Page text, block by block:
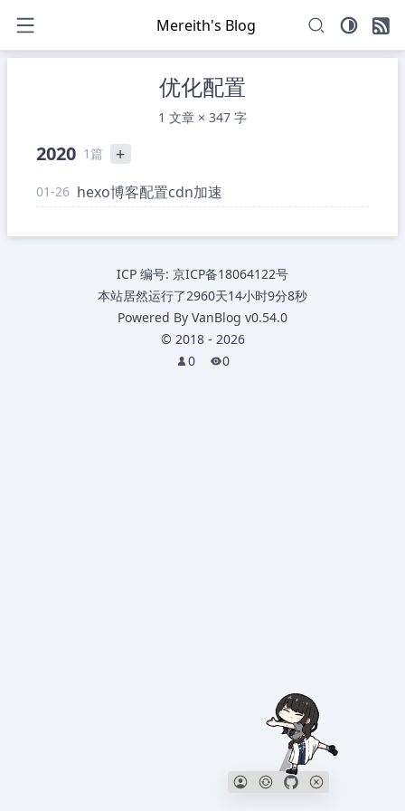
Mereith's Blog
优化配置
1 文章 × 347 字
2020 1篇 +
01-26 hexo博客配置cdn加速
ICP 编号: 京ICP备18064122号
本站居然运行了2960天14小时9分8秒
Powered By VanBlog v0.54.0
© 2018- 2026
0
0